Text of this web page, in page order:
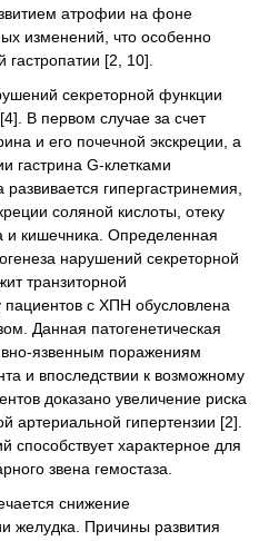
атрофии на фоне
изменений, что особенно
гастропатии [2, 10].
секреторной функции
В первом случае за счет
и его почечной экскреции, а
гастрина G-клетками
гипергастринемия,
соляной кислоты, отеку
и кишечника. Определенная
нарушений секреторной
транзиторной
пациентов с ХПН обусловлена
Данная патогенетическая
язвенным поражениям
и впоследствии к возможному
доказано увеличение риска
артериальной гипертензии [2].
способствует характерное для
звена гемостаза.
снижение
желудка. Причины развития